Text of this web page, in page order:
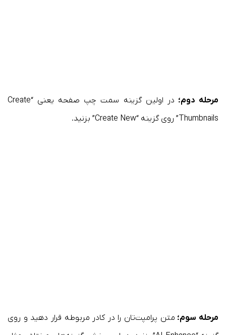
مرحله دوم؛
در اولین گزینه سمت چپ صفحه یعنی “Create
Thumbnails” روی گزینه “Create New” بزنید.
مرحله سوم؛ متن پرامپت‌تان را در کادر مربوطه قرار دهید و روی